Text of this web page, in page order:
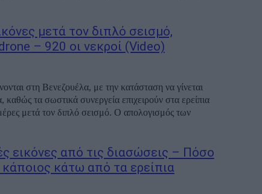
μετά τον διπλό σεισμό,
– 920 οι νεκροί (Video)
στη Βενεζουέλα, με την κατάσταση να γίνεται
τα σωστικά συνεργεία επιχειρούν στα ερείπια
μετά τον διπλό σεισμό. Ο απολογισμός των
εικόνες από τις διασώσεις – Πόσο
κάτω από τα ερείπια